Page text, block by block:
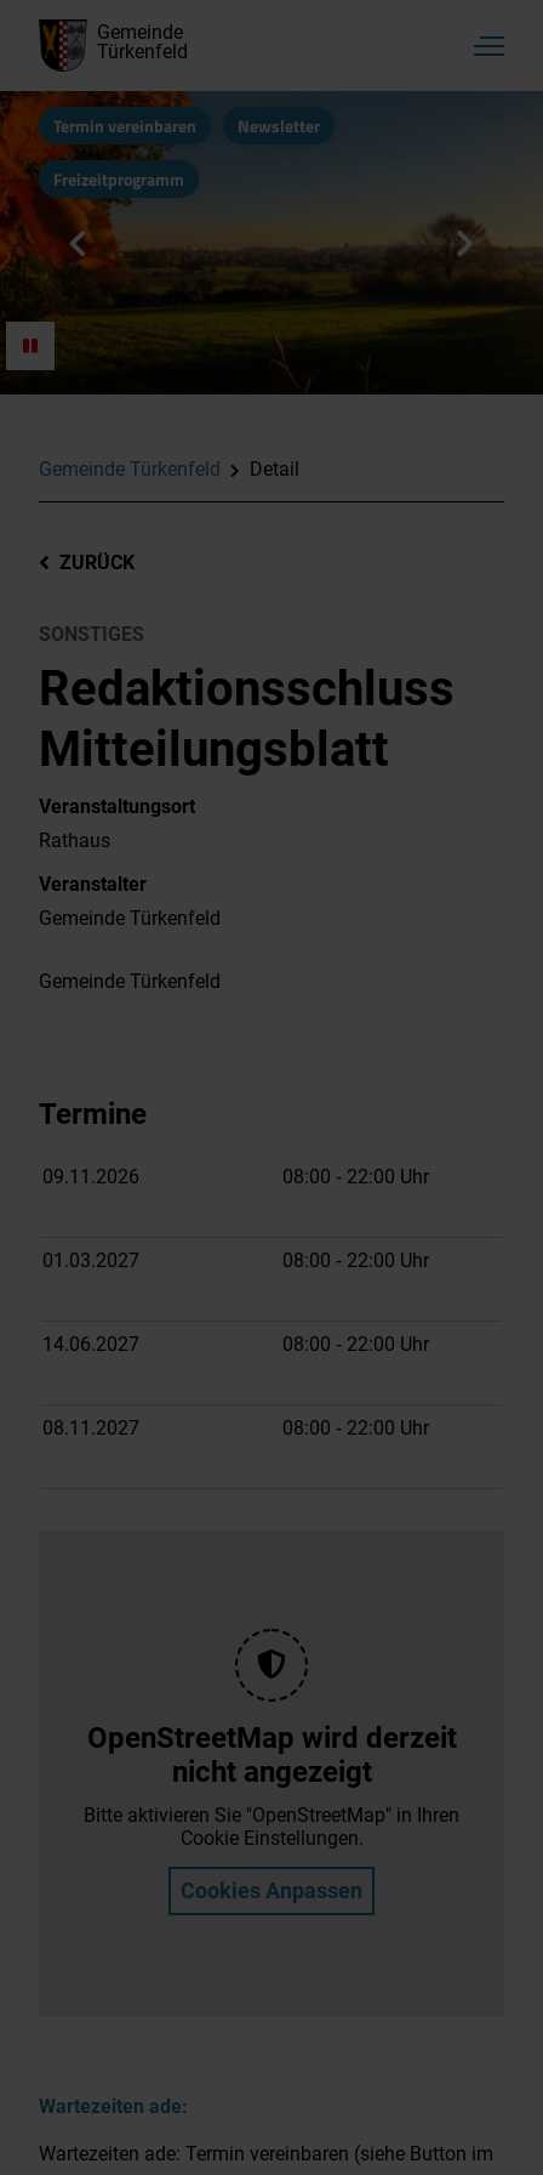
Gemeinde
Türkenfeld
Termin vereinbaren Newsletter
Freizeitprogramm
Wartezeiten ade:
Wartezeiten ade: Termin vereinbaren (siehe Button im
Gemeinde Türkenfeld Detail
ZURÜCK
SONSTIGES
Redaktionsschluss
Mitteilungsblatt
Gemeinde Türkenfeld
Termine
09.11.2026 08:00 ‐ 22:00 Uhr
01.03.2027 08:00 ‐ 22:00 Uhr
14.06.2027 08:00 ‐ 22:00 Uhr
08.11.2027 08:00 ‐ 22:00 Uhr
Veranstaltungsort
Rathaus
Veranstalter
Gemeinde Türkenfeld
OpenStreetMap wird derzeit
nicht angezeigt
Bitte aktivieren Sie "OpenStreetMap" in Ihren
Cookie Einstellungen.
Cookies Anpassen